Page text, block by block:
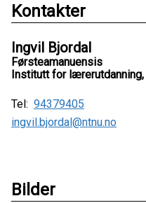
Kontakter
Ingvil Bjordal
Førsteamanuensis
Institutt for lærerutdanning,
Tel: 94379405
ingvil.bjordal@ntnu.no
Bilder